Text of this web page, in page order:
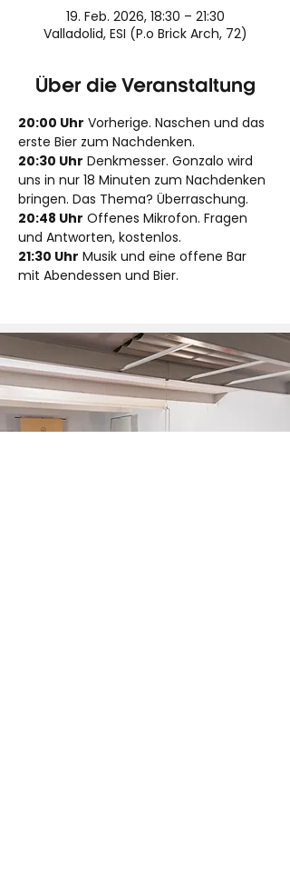
19. Feb. 2026, 18:30 – 21:30
Valladolid, ESI (P.o Brick Arch, 72)
Über die Veranstaltung
20:00 Uhr Vorherige. Naschen und das
erste Bier zum Nachdenken.
20:30 Uhr Denkmesser. Gonzalo wird
uns in nur 18 Minuten zum Nachdenken
bringen. Das Thema? Überraschung.
20:48 Uhr Offenes Mikrofon. Fragen
und Antworten, kostenlos.
21:30 Uhr Musik und eine offene Bar
mit Abendessen und Bier.